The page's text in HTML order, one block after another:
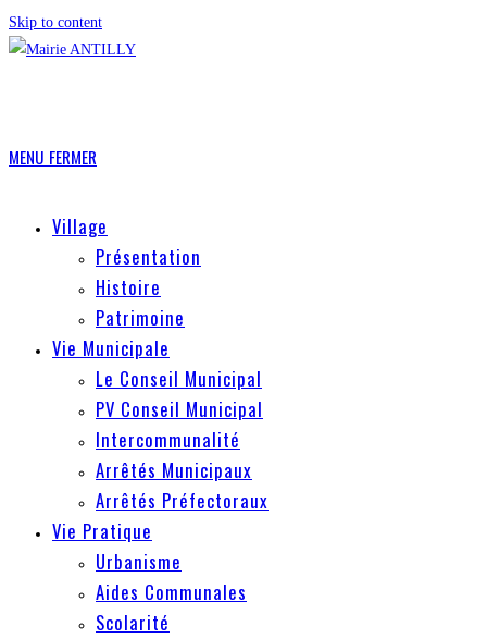
Skip to content
MENU FERMER
Village
Présentation
Histoire
Patrimoine
Vie Municipale
Le Conseil Municipal
PV Conseil Municipal
Intercommunalité
Arrêtés Municipaux
Arrêtés Préfectoraux
Vie Pratique
Urbanisme
Aides Communales
Scolarité